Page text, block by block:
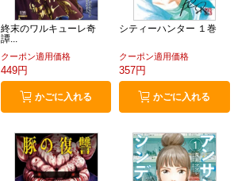
終末のワルキューレ奇
譚...
クーポン適用価格
449円
かごに入れる
シティーハンター １巻
クーポン適用価格
357円
かごに入れる